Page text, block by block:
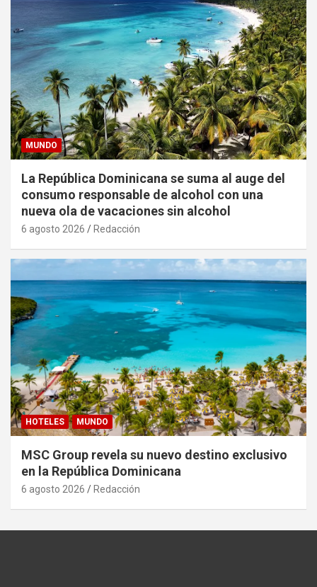
MUNDO
La República Dominicana se suma al auge del
consumo responsable de alcohol con una
nueva ola de vacaciones sin alcohol
6 agosto 2026 Redacción
HOTELES MUNDO
MSC Group revela su nuevo destino exclusivo
en la República Dominicana
6 agosto 2026 Redacción